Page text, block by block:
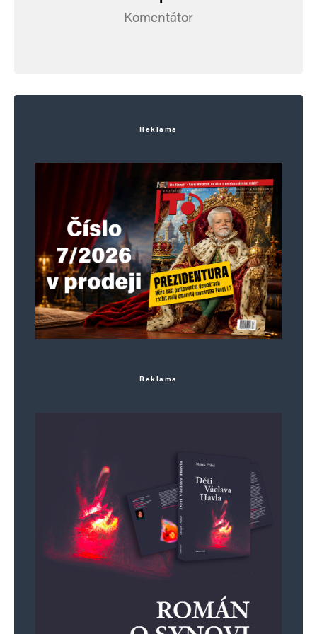
Webová stránka
Alternative:
Komentátor
Reklama
Reklama